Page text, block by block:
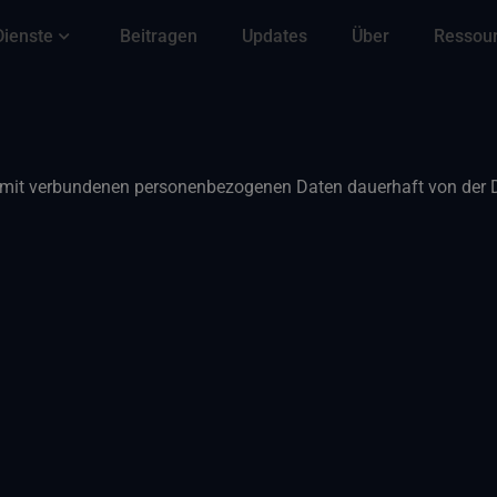
Beitragen Updates Über
verbundenen personenbezogenen Daten dauerhaft von der